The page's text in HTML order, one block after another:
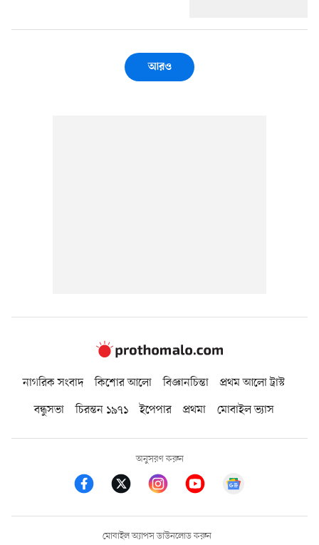
আরও
নাগরিক সংবাদ কিশোর আলো বিজ্ঞানচিন্তা
প্রথম আলো ট্রাস্ট
বন্ধুসভা
চিরন্তন ১৯৭১ ইপেপার প্রথমা মোবাইল ভ্যাস
অনুসরণ করুন
মোবাইল অ্যাপস ডাউনলোড করুন